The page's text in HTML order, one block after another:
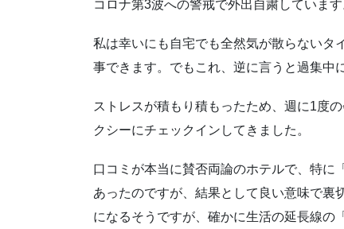
コロナ第3波への警戒で外出自粛していま
私は幸いにも自宅でも全然気が散らないタ
事できます。でもこれ、逆に言うと過集中
ストレスが積もり積もったため、週に1度
クシーにチェックインしてきました。
口コミが本当に賛否両論のホテルで、特に
あったのですが、結果として良い意味で裏
になるそうですが、確かに生活の延長線の